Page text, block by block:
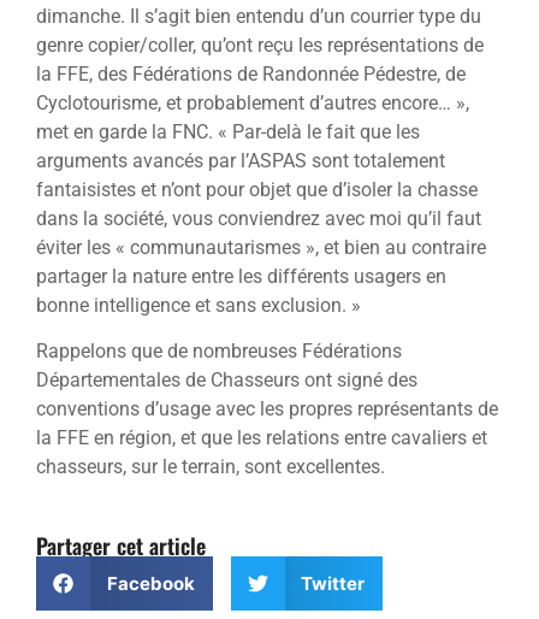
dimanche. Il s’agit bien entendu d’un courrier type du
genre copier/coller, qu’ont reçu les représentations de
la FFE, des Fédérations de Randonnée Pédestre, de
Cyclotourisme, et probablement d’autres encore… »,
met en garde la FNC. « Par-delà le fait que les
arguments avancés par l’ASPAS sont totalement
fantaisistes et n’ont pour objet que d’isoler la chasse
dans la société, vous conviendrez avec moi qu’il faut
éviter les « communautarismes », et bien au contraire
partager la nature entre les différents usagers en
bonne intelligence et sans exclusion. »
Rappelons que de nombreuses Fédérations
Départementales de Chasseurs ont signé des
conventions d’usage avec les propres représentants de
la FFE en région, et que les relations entre cavaliers et
chasseurs, sur le terrain, sont excellentes.
Partager cet article
Facebook Twitter